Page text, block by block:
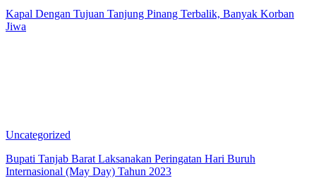
Kapal Dengan Tujuan Tanjung Pinang Terbalik, Banyak Korban
Jiwa
Uncategorized
Bupati Tanjab Barat Laksanakan Peringatan Hari Buruh
Internasional (May Day) Tahun 2023